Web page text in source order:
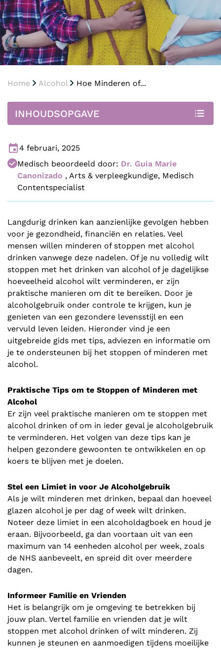
Home Alcohol Hoe Minderen of...
INHOUDSOPGAVE
4 februari, 2025
Medisch beoordeeld door: Dr. Guia Marie
Canonizado , Arts & verpleegkundige, Medisch
Contentspecialist
Langdurig drinken kan aanzienlijke gevolgen hebben
voor je gezondheid, financiën en relaties. Veel
mensen willen minderen of stoppen met alcohol
drinken vanwege deze nadelen. Of je nu volledig wilt
stoppen met het drinken van alcohol of je dagelijkse
hoeveelheid alcohol wilt verminderen, er zijn
praktische manieren om dit te bereiken. Door je
alcoholgebruik onder controle te krijgen, kun je
genieten van een gezondere levensstijl en een
vervuld leven leiden. Hieronder vind je een
uitgebreide gids met tips, adviezen en informatie om
je te ondersteunen bij het stoppen of minderen met
alcohol.
Praktische Tips om te Stoppen of Minderen met
Alcohol
Er zijn veel praktische manieren om te stoppen met
alcohol drinken of om in ieder geval je alcoholgebruik
te verminderen. Het volgen van deze tips kan je
helpen gezondere gewoonten te ontwikkelen en op
koers te blijven met je doelen.
Stel een Limiet in voor Je Alcoholgebruik
Als je wilt minderen met drinken, bepaal dan hoeveel
glazen alcohol je per dag of week wilt drinken.
Noteer deze limiet in een alcoholdagboek en houd je
eraan. Bijvoorbeeld, ga dan voortaan uit van een
maximum van 14 eenheden alcohol per week, zoals
de NHS aanbeveelt, en spreid dit over meerdere
dagen.
Informeer Familie en Vrienden
Het is belangrijk om je omgeving te betrekken bij
jouw plan. Vertel familie en vrienden dat je wilt
stoppen met alcohol drinken of wilt minderen. Zij
kunnen je steunen en aanmoedigen tijdens moeilijke